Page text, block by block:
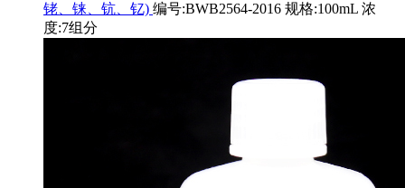
铑、铼、钪、钇) 编号:BWB2564-2016 规格:100mL 浓
度:7组分